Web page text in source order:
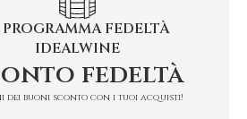
FEDELTÀ
IDEALWINE
fedeltà
dei buoni sconto con i tuoi acquisti!